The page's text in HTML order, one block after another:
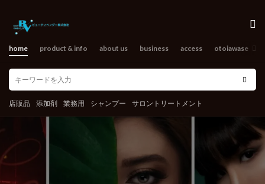
home product & info about us business access otoiawase
店販品 添加剤 業務用 シャンプー サロントリートメント